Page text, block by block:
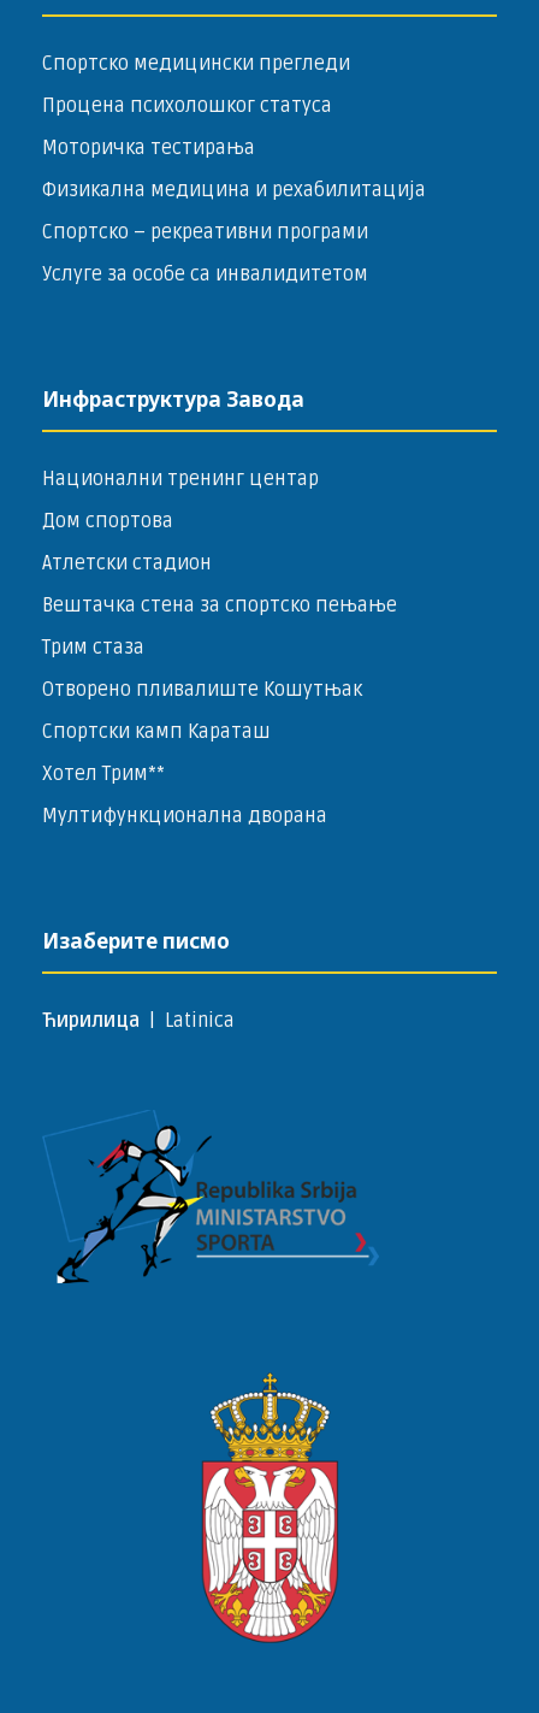
Спортско медицински прегледи
Процена психолошког статуса
Моторичка тестирања
Физикална медицина и рехабилитација
Спортско – ­рекреативни програми
Услуге за особе са инвалидитетом
Инфраструктура Завода
Национални тренинг центар
Дом спортова
Атлетски стадион
Вештачка стена за спортско пењање
Трим стаза
Отворено пливалиште Кошутњак
Спортски камп Караташ
Хотел Трим**
Мултифункционална дворана
Изаберите писмо
Ћирилица Latinica